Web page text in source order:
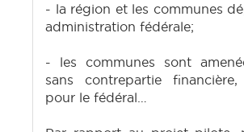
- la région et les communes
administration fédérale;
- les communes sont
sans contrepartie
pour le fédéral…